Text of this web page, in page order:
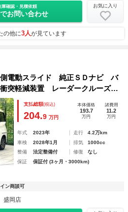
庫確認・見積依頼
お問い合わせ
お気に入り
の他に3人が見ています
電動スライド 純正ＳＤナビ バ
突軽減装置 レーダークルーズ
ーセンサー レーンキープ スマ
ＴＣ オートライト
支払総額(税込)
204.9 万円
本体価格
193.7
万円
諸費用
11.2
万円
年式 2023年 走行
4.2万km
車検
2028年1月 排気
1000cc
整備
法定整備付 修復
なし
保証
保証付 (3ヶ月・3000km)
ン商談可
盛岡店